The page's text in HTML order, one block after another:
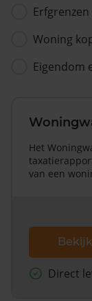
Woning
Eigendom
Het
van een
Direct